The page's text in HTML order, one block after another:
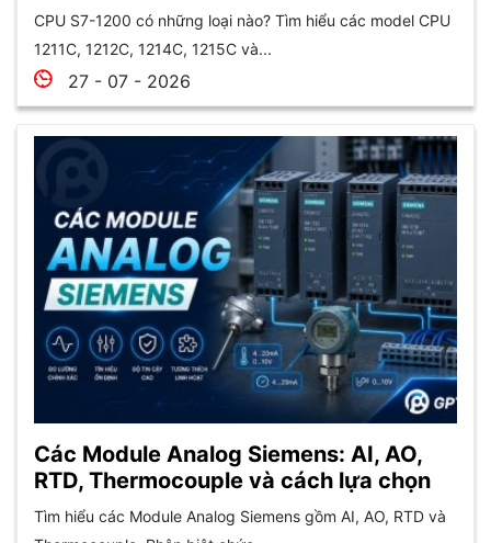
CPU S7-1200 có những loại nào? Tìm hiểu các model CPU
1211C, 1212C, 1214C, 1215C và...
27 - 07 - 2026
Các Module Analog Siemens: AI, AO,
RTD, Thermocouple và cách lựa chọn
Tìm hiểu các Module Analog Siemens gồm AI, AO, RTD và